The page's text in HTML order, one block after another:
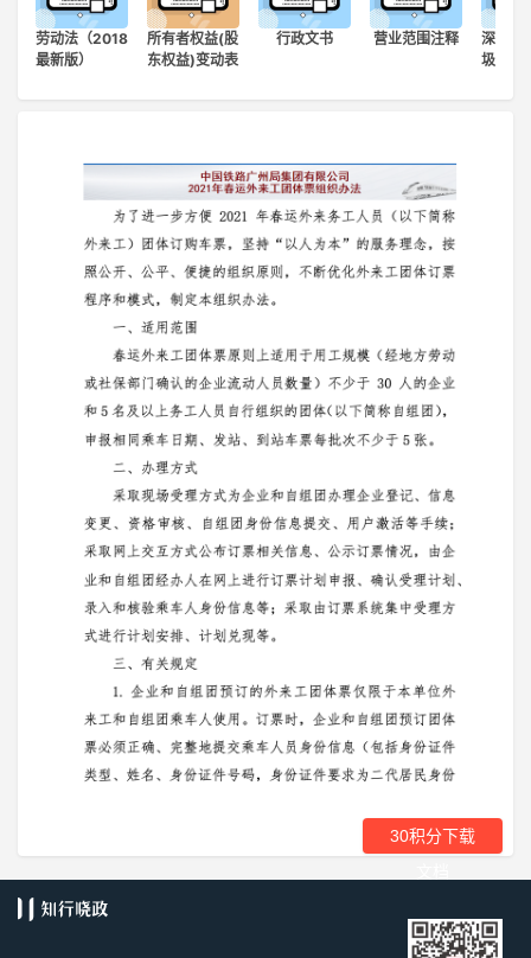
30积分下载
劳动法（2018
最新版）
所有者权益(股
东权益)变动表
行政文书 营业范围注释
深圳市
圾分类